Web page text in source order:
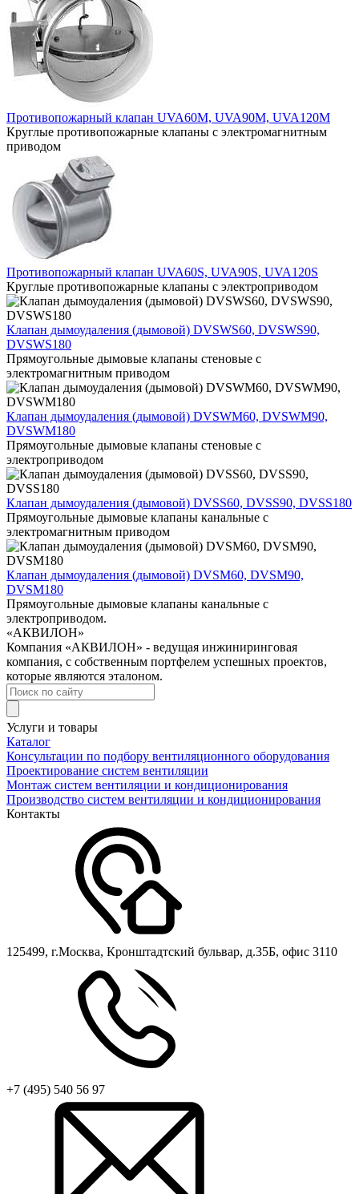
Противопожарный клапан UVA60M, UVA90M, UVA120M
Круглые противопожарные клапаны с электромагнитным
приводом
Противопожарный клапан UVA60S, UVA90S, UVA120S
Круглые противопожарные клапаны с электроприводом
Клапан дымоудаления (дымовой) DVSWS60, DVSWS90,
DVSWS180
Прямоугольные дымовые клапаны стеновые с
электромагнитным приводом
Клапан дымоудаления (дымовой) DVSWM60, DVSWM90,
DVSWM180
Прямоугольные дымовые клапаны стеновые с
электроприводом
Клапан дымоудаления (дымовой) DVSS60, DVSS90, DVSS180
Прямоугольные дымовые клапаны канальные с
электромагнитным приводом
Клапан дымоудаления (дымовой) DVSM60, DVSM90,
DVSM180
Прямоугольные дымовые клапаны канальные с
электроприводом.
«АКВИЛОН»
Компания «АКВИЛОН» - ведущая инжиниринговая
компания, с собственным портфелем успешных проектов,
которые являются эталоном.
Услуги и товары
Каталог
Консультации по подбору вентиляционного оборудования
Проектирование систем вентиляции
Монтаж систем вентиляции и кондиционирования
Производство систем вентиляции и кондиционирования
Контакты
125499, г.Москва, Кронштадтский бульвар, д.35Б, офис 3110
+7 (495) 540 56 97